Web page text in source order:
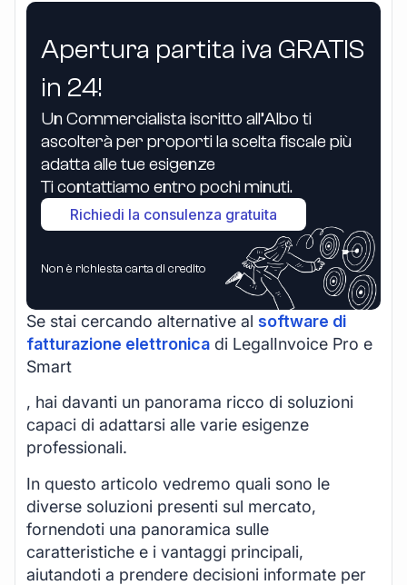
Apertura partita iva GRATIS
in 24!
Un Commercialista iscritto all’Albo ti
ascolterà per proporti la scelta fiscale più
adatta alle tue esigenze
Ti contattiamo entro pochi minuti.
Richiedi la consulenza gratuita
Non è richiesta carta di credito
Se stai cercando alternative al software di
fatturazione elettronica di LegalInvoice Pro e
Smart
, hai davanti un panorama ricco di soluzioni
capaci di adattarsi alle varie esigenze
professionali.
In questo articolo vedremo quali sono le
diverse soluzioni presenti sul mercato,
fornendoti una panoramica sulle
caratteristiche e i vantaggi principali,
aiutandoti a prendere decisioni informate per